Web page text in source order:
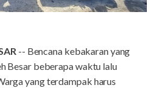
-- Bencana kebakaran yang
Besar beberapa waktu lalu
yang terdampak harus